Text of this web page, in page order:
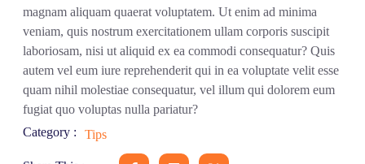
magnam aliquam quaerat voluptatem. Ut enim ad minima
veniam, quis nostrum exercitationem ullam corporis suscipit
laboriosam, nisi ut aliquid ex ea commodi consequatur? Quis
autem vel eum iure reprehenderit qui in ea voluptate velit esse
quam nihil molestiae consequatur, vel illum qui dolorem eum
fugiat quo voluptas nulla pariatur?
Category :
Tips